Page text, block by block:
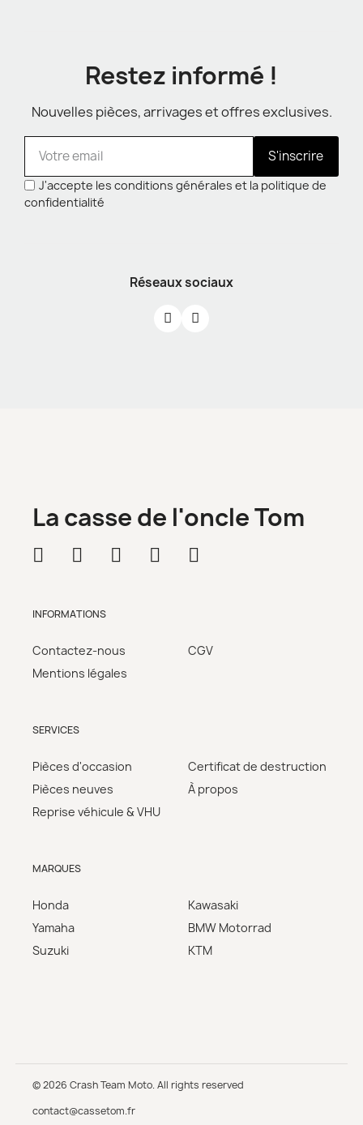
Restez informé !
Nouvelles pièces, arrivages et offres exclusives.
S'inscrire
J'accepte les conditions générales et la politique de
confidentialité
Réseaux sociaux
La casse de l'oncle Tom
INFORMATIONS
Contactez-nous
Mentions légales
CGV
SERVICES
Pièces d'occasion
Pièces neuves
Reprise véhicule & VHU
Certificat de destruction
À propos
MARQUES
Honda
Yamaha
Suzuki
Kawasaki
BMW Motorrad
KTM
© 2026 Crash Team Moto. All rights reserved
contact@cassetom.fr